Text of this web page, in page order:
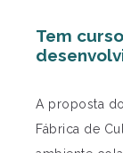
Tem
A proposta
Fábrica de